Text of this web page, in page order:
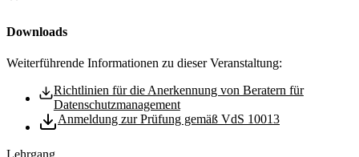
Downloads
Weiterführende Informationen zu dieser Veranstaltung:
Richtlinien für die Anerkennung von Beratern für
Datenschutzmanagement
Anmeldung zur Prüfung gemäß VdS 10013
Lehrgang